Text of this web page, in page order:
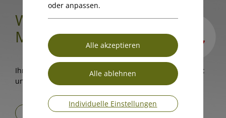
WILLKOMMEN IN DER
MICHAELIS APOTHEKE
Ihre Gesundheit im Fokus: Persönliche Beratung vor Ort
und Online.
Alle Produkte ansehen
oder anpassen.
Individuelle Einstellungen